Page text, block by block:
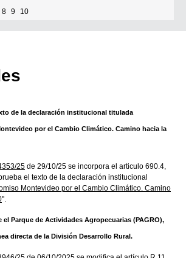
8 9 10
de la declaración institucional titulada
por el Cambio Climático. Camino hacia la
25 de 29/10/25 se incorpora el articulo 690.4,
el texto de la declaración institucional
Montevideo por el Cambio Climático. Camino
".
el Parque de Actividades Agropecuarias (PAGRO),
directa de la División Desarrollo Rural.